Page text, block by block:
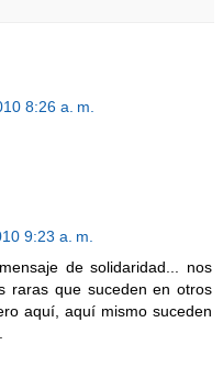
8:26 a. m.
9:23 a. m.
de solidaridad... nos
raras que suceden en otros
aquí, aquí mismo suceden